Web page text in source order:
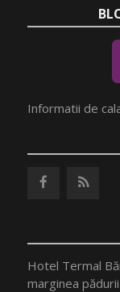
Informatii de
Hotel Termal
marginea pădurii